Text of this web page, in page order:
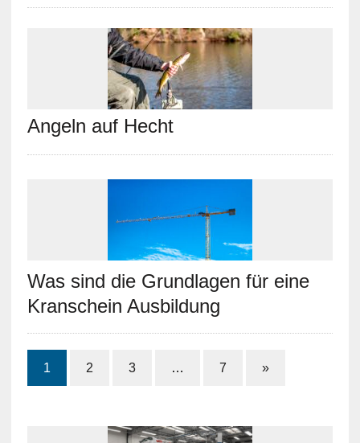
Angeln auf Hecht
Was sind die Grundlagen für eine
Kranschein Ausbildung
1 2 3 … 7 »